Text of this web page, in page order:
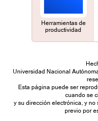
Herramientas de
productividad
Universidad Nacional
Esta página puede ser
cuando se
y su dirección electrónica, y
previo por